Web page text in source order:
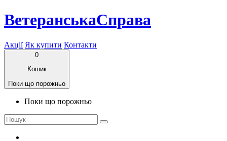
ВетеранськаСправа
Акції Як купити Контакти
0
Кошик
Поки що порожньо
Поки що порожньо